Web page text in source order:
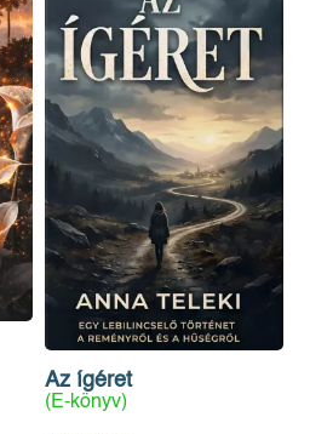
Az ígéret
(E-könyv)